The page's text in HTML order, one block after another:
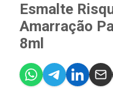
Esmalte
Amarração
8ml